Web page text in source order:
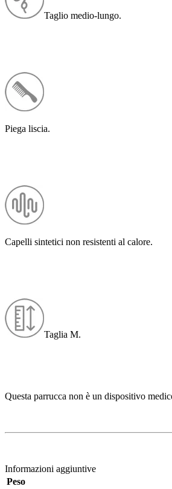
Taglio medio-lungo.
Piega liscia.
Capelli sintetici non resistenti al calore.
Taglia M.
Questa parrucca non è un dispositivo
Informazioni aggiuntive
Peso